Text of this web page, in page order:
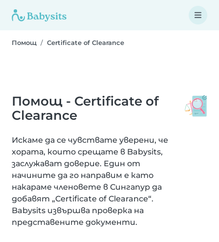
Помощ Certificate of Clearance
Помощ - Certificate of
Clearance
Искаме да се чувствате уверени, че
хората, които срещате в Babysits,
заслужават доверие. Един от
начините да го направим е като
накараме членовете в Сингапур да
добавят „Certificate of Clearance“.
Babysits извършва проверка на
представените документи.